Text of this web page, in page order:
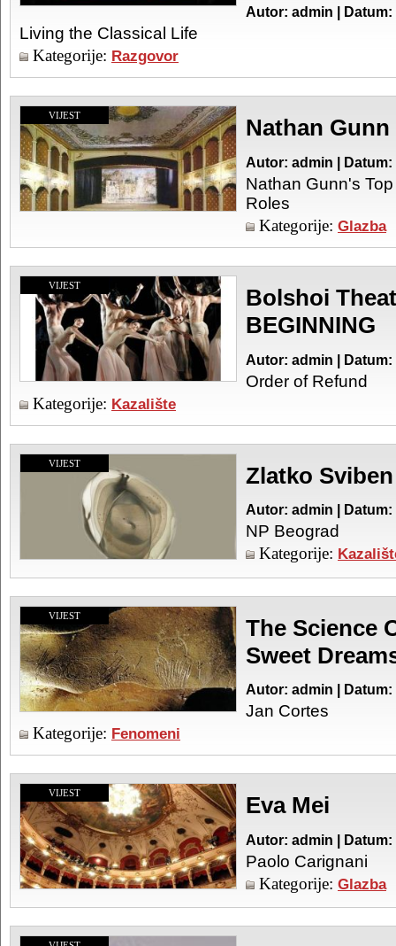
Autor: admin | Datum:
Living the Classical Life
Kategorije: Razgovor
VIJEST Nathan Gunn
Autor: admin | Datum:
Nathan Gunn's
Roles
Kategorije: Glazba
VIJEST
Bolshoi
BEGINNING
Autor: admin | Datum:
Order of Refund
Kategorije: Kazalište
VIJEST Zlatko Sviben
Autor: admin | Datum:
NP Beograd
Kategorije:
VIJEST
The Science
Sweet
Autor: admin | Datum:
Jan Cortes
Kategorije: Fenomeni
VIJEST Eva Mei
Autor: admin | Datum:
Paolo Carignani
Kategorije: Glazba